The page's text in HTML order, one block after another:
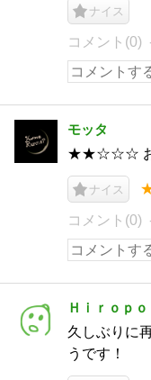
ナイス
コメント(0)
モッタ
★★☆☆☆ お
ナイス
コメント(0)
Ｈｉｒｏｐｏ
久しぶりに
うです！